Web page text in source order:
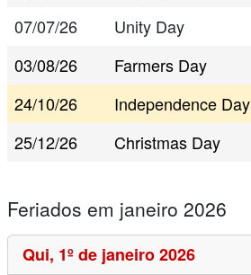
07/07/26
Unity Day
03/08/26
Farmers Day
24/10/26
Independence Day
25/12/26
Christmas Day
Feriados em janeiro 2026
Qui, 1º de janeiro 2026